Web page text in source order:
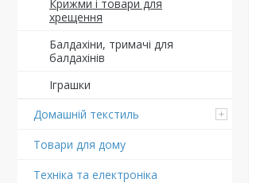
Крижми і товари для
хрещення
Балдахіни, тримачі для
балдахінів
Іграшки
Домашній текстиль
Товари для дому
Техніка та електроніка